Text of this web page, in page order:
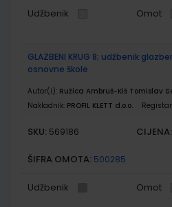
Udžbenik Omot
GLAZBENI KRUG 8; udžbenik
osnovne škole
Autor(i): Ružica Ambruš-Kiš Tomislav
Nakladnik: PROFIL KLETT d.o.o.
SKU: 569186 CIJENA:
ŠIFRA OMOTA: 500285
Udžbenik Omot